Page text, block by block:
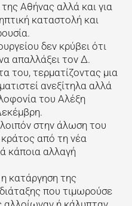
Αθήνας αλλά και για
καταστολή και
δεν κρύβει ότι
απαλλάξει τον Δ.
του, τερματίζοντας μια
ανεξίτηλα αλλά
του Αλέξη
στην άλωση του
από τη νέα
κάποια αλλαγή
κατάργηση της
που τιμωρούσε